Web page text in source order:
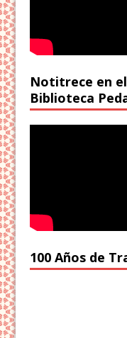
Notitrece en
Biblioteca
100 Años de